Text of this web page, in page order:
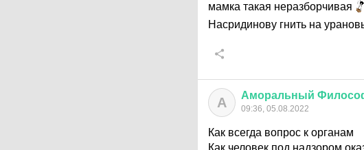
мамка такая неразборчивая
Насридинову гнить на
А Аморальный
09:36, 05.08.2022
Как всегда вопрос к органам
Как человек под надзором